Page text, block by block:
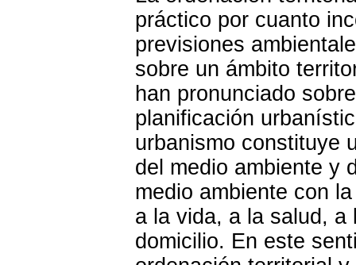
práctico por cuanto
previsiones
sobre un ámbito
han pronunciado
planificación
urbanismo constituye
del medio ambiente y
medio ambiente con
a la vida, a la salud, a
domicilio. En este